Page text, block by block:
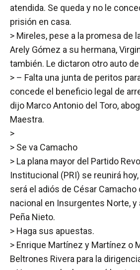
atendida. Se queda y no le
prisión en casa.
> Mireles, pese a la promesa de
Arely Gómez a su hermana,
también. Le dictaron otro auto
> – Falta una junta de peritos
concede el beneficio legal de
dijo Marco Antonio del Toro,
Maestra.
>
> Se va Camacho
> La plana mayor del Partido
Institucional (PRI) se reunirá
será el adiós de César
nacional en Insurgentes Norte, y
Peña Nieto.
> Haga sus apuestas.
> Enrique Martínez y Martínez o
Beltrones Rivera para la